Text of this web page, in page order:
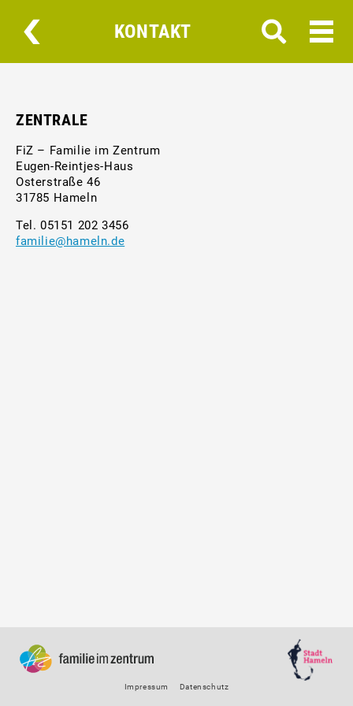
KONTAKT
ZENTRALE
FiZ – Familie im Zentrum
Eugen-Reintjes-Haus
Osterstraße 46
31785 Hameln
Tel. 05151 202 3456
familie@hameln.de
Impressum Datenschutz